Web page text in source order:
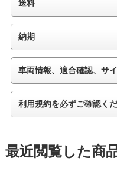
送料
納期
車両情報、適合確認、サ
利用規約を必ずご確認く
最近閲覧した商